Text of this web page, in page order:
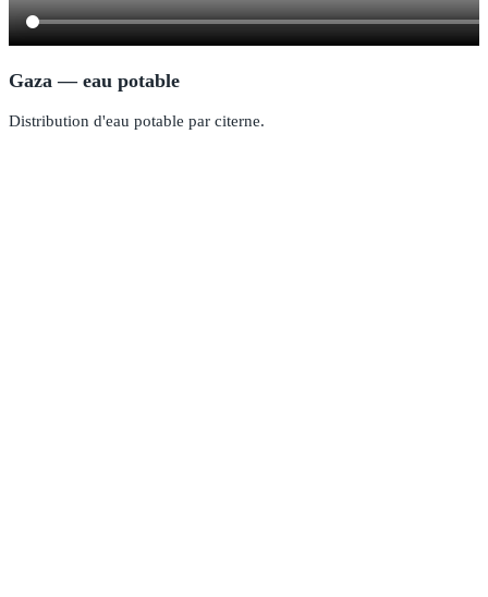
Gaza — eau potable
Distribution d'eau potable par citerne.